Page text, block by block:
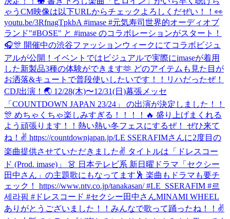
ゃうCM映像は以下URLからチェックよろしくだぜい！！👀
youtu.be/3RfnagTpkbA #imase #元気寿司 世界的オーディオブ
ランド"#BOSE" と #imase のコラボレーションがスタート！
🎧🎊 開催中の渋谷ファッションウィークにてコラボビジュ
アルが公開！イベントではビジュアルで実際にimaseが着用
した新製品3種の体験ができます🫶 どのアイテムも見た目が
お洒落&キュートで普段使いしたいです！！ リハだったぜ！
CDJ出演！🌏 12/28(木)〜12/31(日)幕張メッセ
「COUNTDOWN JAPAN 23/24」 の出演が決定しました！！
🎊 めちゃくちゃ楽しみすぎる！！！！🔥 盛り上げまくれる
よう頑張ります！！熱い熱い冬フェスにするぜ！ ぜひ来て
ね！✌️ https://countdownjapan.jp/LE SSERAFIMさんに2度目の
楽曲提供させていただきました✌️ タイトルは「ドレスコー
ド (Prod. imase)」 👗 日本テレビ系 新日曜ドラマ「セクシー
田中さん」の主題歌にもなってます🕺 楽曲もドラマも要チ
ェック！ https://www.ntv.co.jp/tanakasan/ #LE_SSERAFIM #르
세라핌 #ドレスコード #セクシー田中さんMINAMI WHEEL
ありがとうございました！！みんなで歌って踊ったね！！✌️